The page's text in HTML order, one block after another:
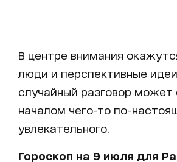
В центре внимания
люди и перспективные
случайный разговор может
началом чего-то по-
увлекательного.
Гороскоп на 9 июля для